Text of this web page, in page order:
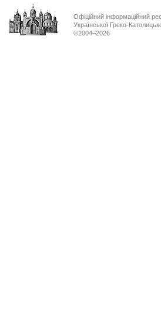
Офіційний інформаційний
Української Греко-
©2004–2026